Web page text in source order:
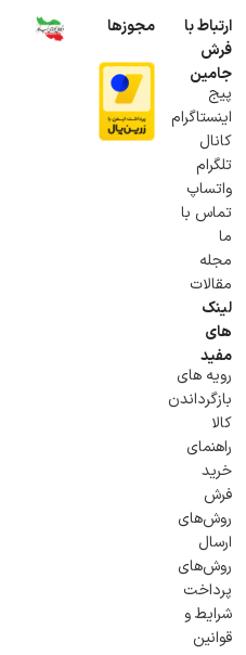
ارتباط با
فرش
جامین
پیج
اینستاگرام
کانال
تلگرام
واتساپ
تماس با
ما
مجله
مقالات
لینک
های
مفید
رویه های
بازگرداندن
کالا
راهنمای
خرید
فرش
روش‌های
ارسال
روش‌های
پرداخت
شرایط و
قوانین
مجوزها